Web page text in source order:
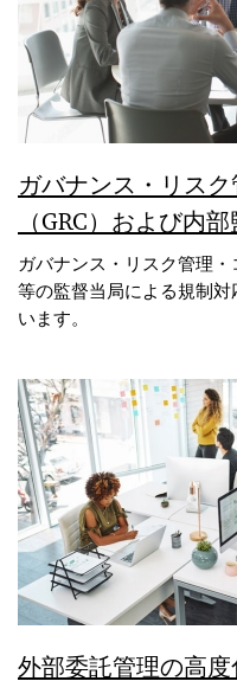
ガバナンス・リス
（GRC）および内
ガバナンス・リスク管理
等の監督当局による規制
います。
外部委託管理の高度